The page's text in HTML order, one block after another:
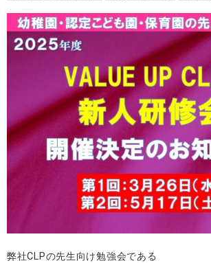
弊社CLPの先生向け勉強会である